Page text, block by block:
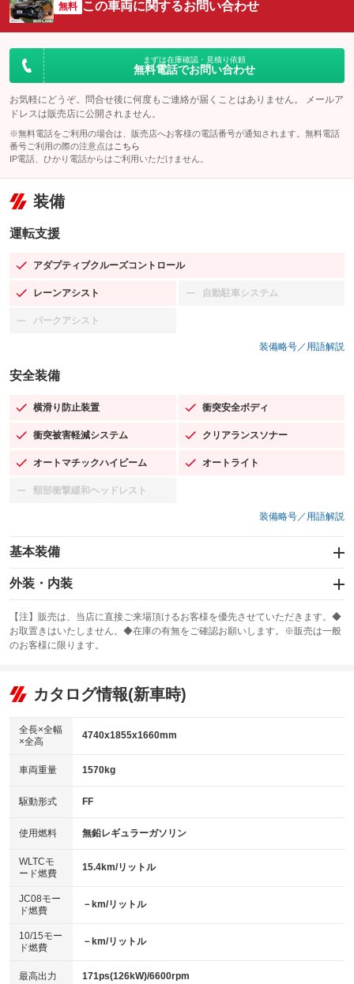
無料 この車両に関するお問い合わせ
まずは在庫確認・見積り依頼
無料電話でお問い合わせ
お気軽にどうぞ。問合せ後に何度もご連絡が届くことはありません。 メールア
ドレスは販売店に公開されません。
※無料電話をご利用の場合は、販売店へお客様の電話番号が通知されます。無料電話
番号ご利用の際の注意点は こちら
IP電話、ひかり電話からはご利用いただけません。
装備
運転支援
アダプティブクルーズコントロール
：装備あり
レーンアシスト
：装備あり 自動駐車システム
：装備なし
パークアシスト
：装備なし
装備略号／用語解説
安全装備
横滑り防止装置
：装備あり 衝突安全ボディ
：装備あり
衝突被害軽減システム
：装備あり クリアランスソナー
：装備あり
オートマチックハイビーム
：装備あり オートライト
：装備あり
頸部衝撃緩和ヘッドレスト
：装備なし
装備略号／用語解説
基本装備
エアバッグ：運転席/助手席/サイド
：装備あり
：装備なし
サンルーフ
：装備なし ABS
リフトアップ
：装備なし
：装備なし
パワーウィンドウ
アイドリングストップ
：装備なし
USB入力端子
：装備あり
100V電源
：装備なし
センターデフロック
：装備なし
電動格納ミラー
：装備あり
外装・内装
カーナビ
：装備なし
TV：フルセグ
：装備あり
ビジュアル
：装備なし
：装備あり
革シート
キーレス
HID(キセノンライト)
：装備なし
バックカメラ
：装備あり
エアロ
：装備なし
：装備なし
パワーシート
ベンチシート
：装備なし
チップアップシート
：装備なし
【注】販売は、当店に直接ご来場頂けるお客様を優先させていただきます。◆
お取置きはいたしません。◆在庫の有無をご確認お願いします。※販売は一般
のお客様に限ります。
カタログ情報(新車時)
全長×全幅
×全高
4740x1855x1660mm
車両重量 1570kg
駆動形式 FF
使用燃料 無鉛レギュラーガソリン
WLTCモ
ード燃費
15.4km/リットル
JC08モー
ド燃費
－km/リットル
10/15モー
ド燃費
－km/リットル
最高出力 171ps(126kW)/6600rpm